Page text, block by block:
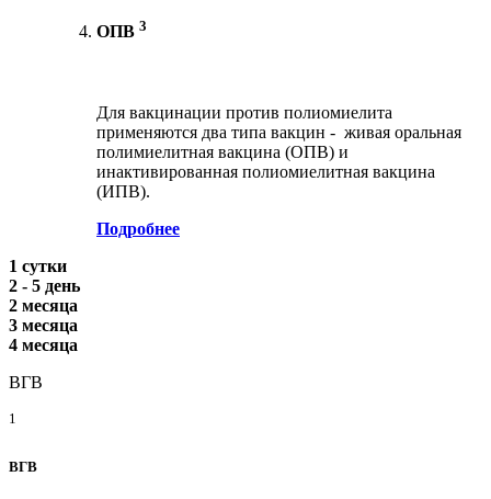
ОПВ 3
Для вакцинации против полиомиелита
применяются два типа вакцин - живая оральная
полимиелитная вакцина (ОПВ) и
инактивированная полиомиелитная вакцина
(ИПВ).
Подробнее
1 сутки
2 - 5 день
2 месяца
3 месяца
4 месяца
ВГВ
1
ВГВ